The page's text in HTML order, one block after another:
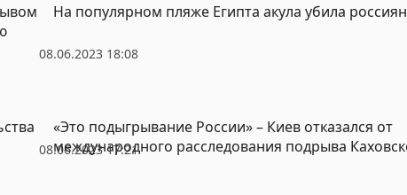
08.06.2023 18:08
На популярном пляже Египта акула убила
08.06.2023 17:21
«Это подыгрывание России» – Киев отказался от
международного расследования подрыва